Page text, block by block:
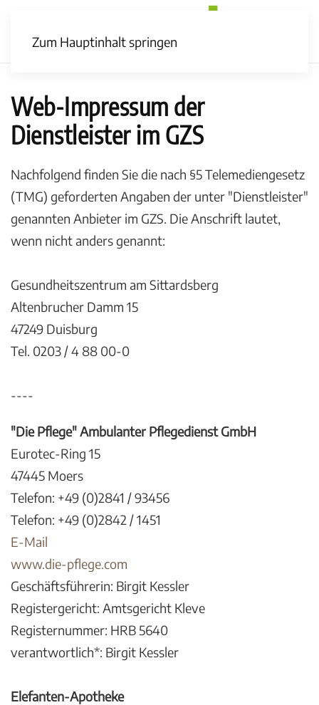
Zum Hauptinhalt springen
Web-Impressum der
Dienstleister im GZS
Nachfolgend finden Sie die nach §5 Telemediengesetz
(TMG) geforderten Angaben der unter "Dienstleister"
genannten Anbieter im GZS. Die Anschrift lautet,
wenn nicht anders genannt:
Gesundheitszentrum am Sittardsberg
Altenbrucher Damm 15
47249 Duisburg
Tel. 0203 / 4 88 00-0
----
"Die Pflege" Ambulanter Pflegedienst GmbH
Eurotec-Ring 15
47445 Moers
Telefon: +49 (0)2841 / 93456
Telefon: +49 (0)2842 / 1451
E-Mail
www.die-pflege.com
Geschäftsführerin: Birgit Kessler
Registergericht: Amtsgericht Kleve
Registernummer: HRB 5640
verantwortlich*: Birgit Kessler
Elefanten-Apotheke